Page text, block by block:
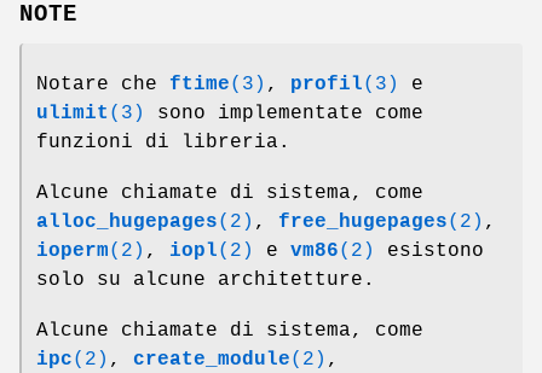
NOTE
Notare che ftime(3) , profil(3)
e
ulimit (3)
sono implementate come
funzioni di libreria.
Alcune chiamate di sistema, come
alloc_hugepages(2) , free_hugepages(2) ,
ioperm(2) , iopl(2) e vm86(2)
esistono
solo su alcune architetture.
Alcune chiamate di sistema, come
ipc(2) , create_module(2) ,